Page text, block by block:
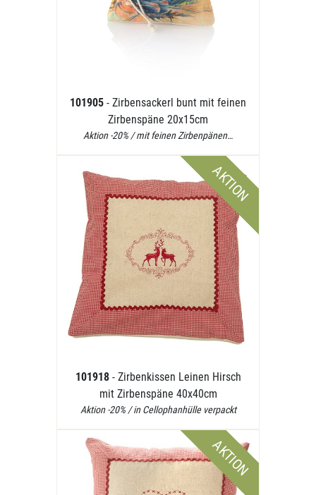
101905 - Zirbensackerl bunt mit feinen
Zirbenspäne 20x15cm
Aktion -20% / mit feinen Zirbenpänen…
AKTION
101918 - Zirbenkissen Leinen Hirsch
mit Zirbenspäne 40x40cm
Aktion -20% / in Cellophanhülle verpackt
AKTION